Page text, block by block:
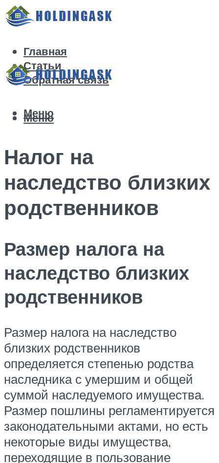
Главная
Статьи
Обратная связь
Меню
Меню
Налог на
наследство близких
родственников
Размер налога на
наследство близких
родственников
Размер налога на наследство
близких родственников
определяется степенью родства
наследника с умершим и общей
суммой наследуемого имущества.
Размер пошлины регламентируется
законодательными актами, но есть
некоторые виды имущества,
переходящие в пользование